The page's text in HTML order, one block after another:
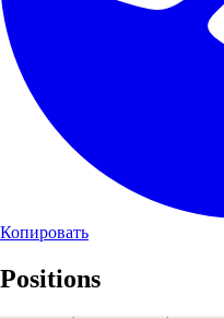
Копировать
Positions